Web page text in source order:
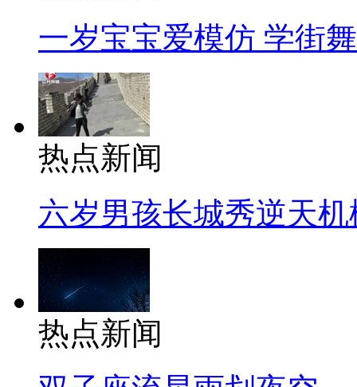
一岁宝宝爱模仿 学街
热点新闻
六岁男孩长城秀逆天机
热点新闻